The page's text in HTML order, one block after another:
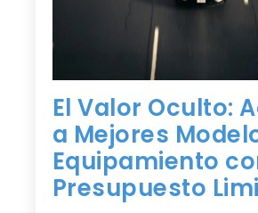
El Valor Oculto:
a Mejores
Equipamiento
Presupuesto